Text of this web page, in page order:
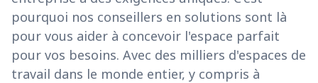
pourquoi nos conseillers en solutions sont là
pour vous aider à concevoir l'espace parfait
pour vos besoins. Avec des milliers d'espaces de
travail dans le monde entier, y compris à